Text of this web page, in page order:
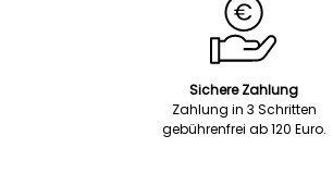
Sichere Zahlung
Zahlung in 3 Schritten
gebührenfrei ab 120 Euro.